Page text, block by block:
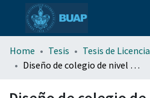
menu.section.about_menu
Home Tesis
Tesis de
Diseño de colegio de nivel medio superior con enfoque bioclimático en Tecamachalco Puebla